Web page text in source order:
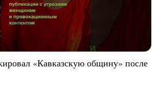
«Кавказскую общину» после